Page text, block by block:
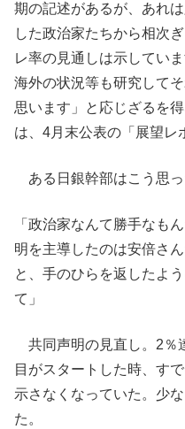
期の記述があるが、あれ
した政治家たちから相次
レ率の見通しは示してい
海外の状況等も研究して
思います」と応じざるを
は、4月末公表の「展望レ
ある日銀幹部はこう思っ
「政治家なんて勝手なも
明を主導したのは安倍さ
と、手のひらを返したよ
て」
共同声明の見直し。2％
目がスタートした時、す
示さなくなっていた。少
た。